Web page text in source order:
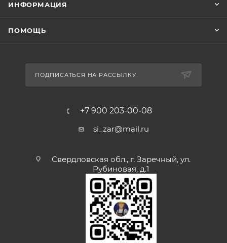
ИНФОРМАЦИЯ
ПОМОЩЬ
ПОДПИСАТЬСЯ НА РАССЫЛКУ
+7 900 203-00-08
si_zar@mail.ru
Свердловская обл., г. Заречный, ул.
Рубиновая, д.1